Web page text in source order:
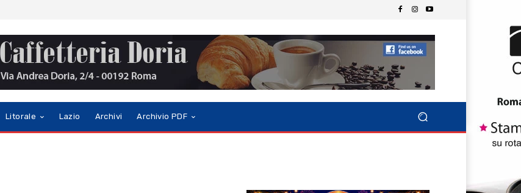
Litorale Lazio Archivi Archivio PDF